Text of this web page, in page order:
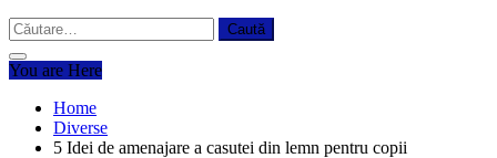
Caută
după:
You are Here
Home
Diverse
5 Idei de amenajare a casutei din lemn pentru copii